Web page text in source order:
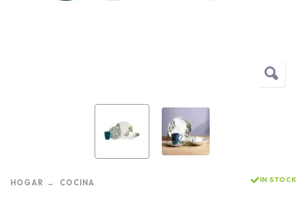
HOGAR COCINA IN STOCK